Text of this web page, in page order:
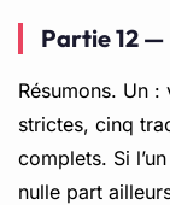
Partie 12 —
Résumons. Un
strictes, cinq
complets. Si
nulle part